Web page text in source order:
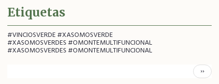
Etiquetas
#VINCIOSVERDE #XASOMOSVERDE
#XASOMOSVERDES #OMONTEMULTIFUNCIONAL
#XASOMOSVERDES #OMONTEMULTIFUNCIONAL
Páxina
››